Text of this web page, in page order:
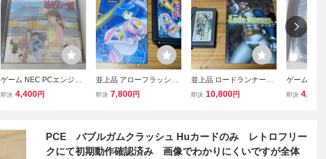
ゲーム NEC PCエンジン
Huカード めぞん一刻 中
即決 4,400円
並上品 アローフラッシ
ュ 正規品 箱なし説明
即決 7,800円
並上品 ロードランナー
正規品 箱無し説明書あ
即決 10,800円
ゲーム
ソフト Hu
即決 4,400
PCE バブルガムクラッシュ Huカードのみ レトロフリー
クにて初期動作確認済み 画像でわかりにくいですが全体